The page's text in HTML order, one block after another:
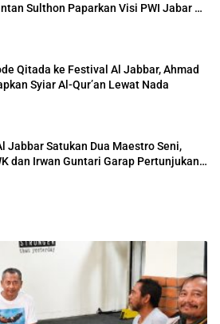
Sulthon Paparkan Visi PWI Jabar di
Qitada ke Festival Al Jabbar, Ahmad
Syiar Al-Qur’an Lewat Nada
Jabbar Satukan Dua Maestro Seni,
dan Irwan Guntari Garap Pertunjukan